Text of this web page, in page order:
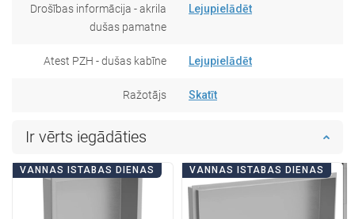
Drošības informācija - akrila
dušas pamatne
Lejupielādēt
Atest PZH - dušas kabīne Lejupielādēt
Ražotājs Skatīt
Ir vērts iegādāties
VANNAS ISTABAS DIENAS VANNAS ISTABAS DIENAS